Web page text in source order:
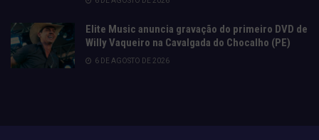
Elite Music anuncia gravação do primeiro DVD de
Willy Vaqueiro na Cavalgada do Chocalho (PE)
6 DE AGOSTO DE 2026